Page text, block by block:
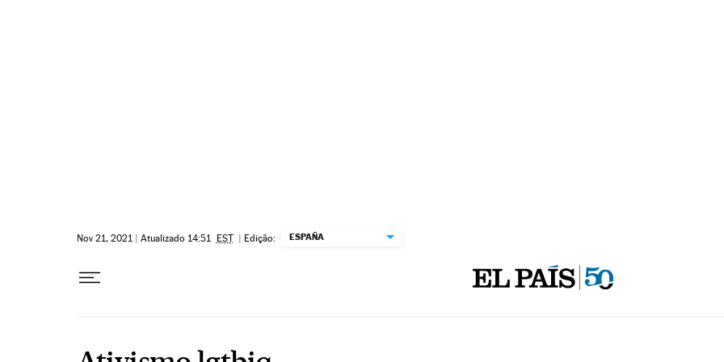
Nov 21, 2021 | Atualizado 14:51 EST | Edição: ESPAÑA